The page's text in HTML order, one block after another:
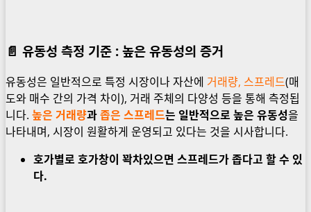
📄 유동성 측정 기준 : 높은 유동성의 증거
유동성은 일반적으로 특정 시장이나 자산에 거래량, 스프레드(매
도와 매수 간의 가격 차이), 거래 주체의 다양성 등을 통해 측정됩
니다. 높은 거래량과좁은 스프레드는 일반적으로 높은 유동성을
나타내며, 시장이 원활하게 운영되고 있다는 것을 시사합니다.
호가별로 호가창이 꽉차있으면 스프레드가 좁다고 할 수 있
다.